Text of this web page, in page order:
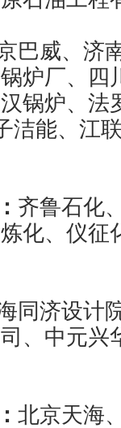
巴威、济
炉厂、四
锅炉、法
洁能、江
齐鲁石化
化、仪征
同济设计
、中元兴
北京天海